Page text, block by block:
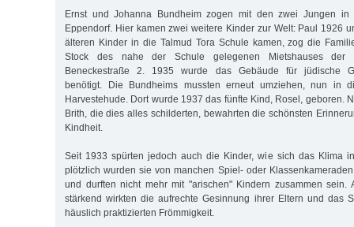
Ernst und Johanna Bundheim zogen mit den zwei Jungen
Eppendorf. Hier kamen zwei weitere Kinder zur Welt: Paul 1926
älteren Kinder in die Talmud Tora Schule kamen, zog die
Stock des nahe der Schule gelegenen Mietshauses der
Beneckestraße 2. 1935 wurde das Gebäude für jüdische
benötigt. Die Bundheims mussten erneut umziehen, nun in
Harvestehude. Dort wurde 1937 das fünfte Kind, Rosel, geboren.
Brith, die dies alles schilderten, bewahrten die schönsten
Kindheit.
Seit 1933 spürten jedoch auch die Kinder, wie sich das Klima
plötzlich wurden sie von manchen Spiel- oder
und durften nicht mehr mit "arischen" Kindern zusammen sein.
stärkend wirkten die aufrechte Gesinnung ihrer Eltern und das
häuslich praktizierten Frömmigkeit.